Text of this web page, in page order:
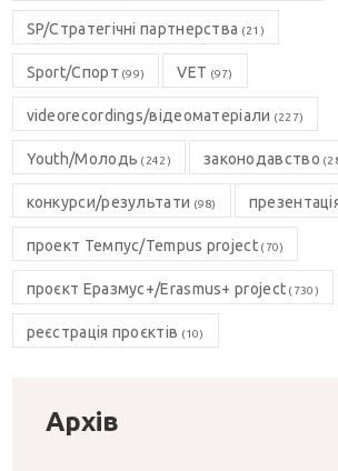
SP/Стратегічні партнерства (21)
Sport/Спорт (99) VET (97)
videorecordings/відеоматеріали (227)
Youth/Молодь (242) законодавство
конкурси/результати (98)
проект Темпус/Tempus project(70)
проєкт Еразмус+/Erasmus+ project (730)
реєстрація проєктів (10)
Архів